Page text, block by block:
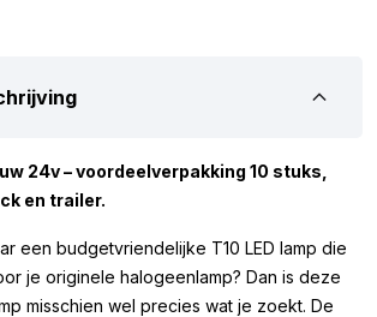
24v – voordeelverpakking 10 stuks,
en trailer.
een budgetvriendelijke T10 LED lamp die
je originele halogeenlamp? Dan is deze
misschien wel precies wat je zoekt. De